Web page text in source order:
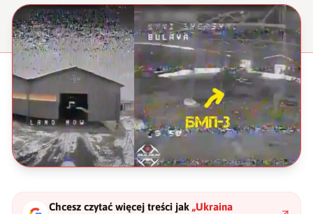
Chcesz czytać więcej treści jak „Ukraina